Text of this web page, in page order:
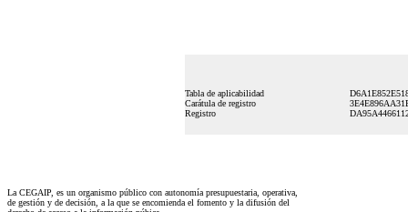
Tabla de aplicabilidad
Carátula de registro
Registro
La CEGAIP, es un organismo público con autonomía presupuestaria, operativa,
de gestión y de decisión, a la que se encomienda el fomento y la difusión del